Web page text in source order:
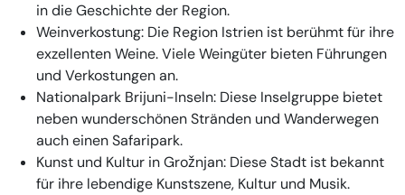
in die Geschichte der Region.
Weinverkostung: Die Region Istrien ist berühmt für ihre
exzellenten Weine. Viele Weingüter bieten Führungen
und Verkostungen an.
Nationalpark Brijuni-Inseln: Diese Inselgruppe bietet
neben wunderschönen Stränden und Wanderwegen
auch einen Safaripark.
Kunst und Kultur in Grožnjan: Diese Stadt ist bekannt
für ihre lebendige Kunstszene, Kultur und Musik.